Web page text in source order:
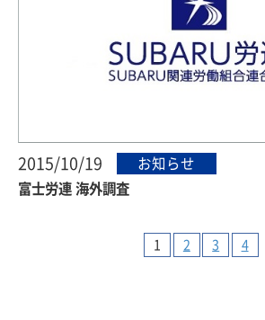
2015/10/19
お知らせ
富士労連 海外調査
1 2 3 4